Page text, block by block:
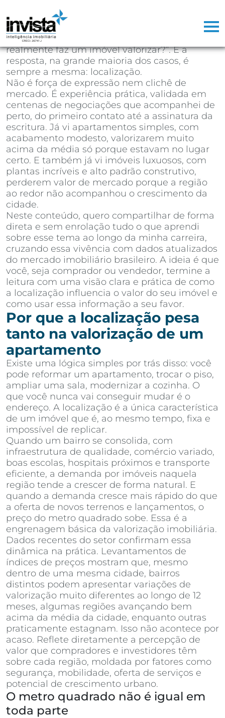
corretor de imóveis, já perdi a conta de
quantas vezes ouvi a mesma pergunta na
primeira reunião com um cliente: “o que
realmente faz um imóvel valorizar?”. E a
resposta, na grande maioria dos casos, é
sempre a mesma: localização.
Não é força de expressão nem clichê de
mercado. É experiência prática, validada em
centenas de negociações que acompanhei de
perto, do primeiro contato até a assinatura da
escritura. Já vi apartamentos simples, com
acabamento modesto, valorizarem muito
acima da média só porque estavam no lugar
certo. E também já vi imóveis luxuosos, com
plantas incríveis e alto padrão construtivo,
perderem valor de mercado porque a região
ao redor não acompanhou o crescimento da
cidade.
Neste conteúdo, quero compartilhar de forma
direta e sem enrolação tudo o que aprendi
sobre esse tema ao longo da minha carreira,
cruzando essa vivência com dados atualizados
do mercado imobiliário brasileiro. A ideia é que
você, seja comprador ou vendedor, termine a
leitura com uma visão clara e prática de como
a localização influencia o valor do seu imóvel e
como usar essa informação a seu favor.
Por que a localização pesa
tanto na valorização de um
apartamento
Existe uma lógica simples por trás disso: você
pode reformar um apartamento, trocar o piso,
ampliar uma sala, modernizar a cozinha. O
que você nunca vai conseguir mudar é o
endereço. A localização é a única característica
de um imóvel que é, ao mesmo tempo, fixa e
impossível de replicar.
Quando um bairro se consolida, com
infraestrutura de qualidade, comércio variado,
boas escolas, hospitais próximos e transporte
eficiente, a demanda por imóveis naquela
região tende a crescer de forma natural. E
quando a demanda cresce mais rápido do que
a oferta de novos terrenos e lançamentos, o
preço do metro quadrado sobe. Essa é a
engrenagem básica da valorização imobiliária.
Dados recentes do setor confirmam essa
dinâmica na prática. Levantamentos de
índices de preços mostram que, mesmo
dentro de uma mesma cidade, bairros
distintos podem apresentar variações de
valorização muito diferentes ao longo de 12
meses, algumas regiões avançando bem
acima da média da cidade, enquanto outras
praticamente estagnam. Isso não acontece por
acaso. Reflete diretamente a percepção de
valor que compradores e investidores têm
sobre cada região, moldada por fatores como
segurança, mobilidade, oferta de serviços e
potencial de crescimento urbano.
O metro quadrado não é igual em
toda parte